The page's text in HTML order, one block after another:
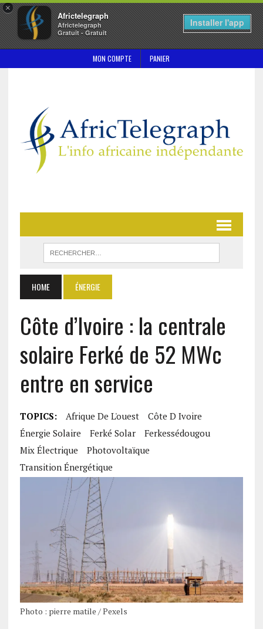
×
Africtelegraph
Africtelegraph
Gratuit - Gratuit
Installer l'app
MON COMPTE PANIER
HOME ÉNERGIE
Côte d’Ivoire : la centrale
solaire Ferké de 52 MWc
entre en service
TOPICS: Afrique De L'ouest
Côte D Ivoire
Énergie Solaire
Ferké Solar
Ferkessédougou
Mix Électrique
Photovoltaïque
Transition Énergétique
Photo : pierre matile / Pexels